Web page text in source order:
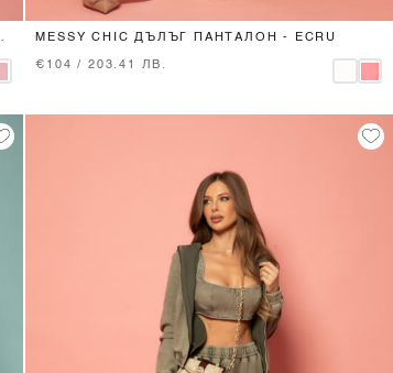
MESSY CHIC ДЪЛЪГ ПАНТАЛОН - ECRU
€104 / 203.41 ЛВ.